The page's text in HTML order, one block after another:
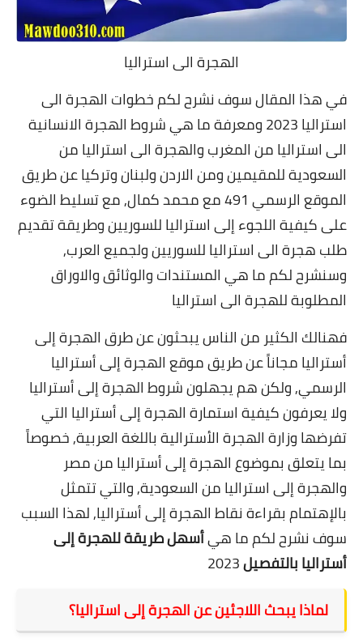
الهجرة الى استراليا
في هذا المقال سوف نشرح لكم خطوات الهجرة الى
استراليا 2023 ومعرفة ما هي شروط الهجرة الانسانية
الى استراليا من المغرب والهجرة الى استراليا من
السعودية للمقيمين ومن الاردن ولبنان وتركيا عن طريق
الموقع الرسمي 491 مع محمد كمال, مع تسليط الضوء
على كيفية اللجوء إلى استراليا للسوريين وطريقة تقديم
طلب هجرة الى استراليا للسوريين ولجميع العرب,
وسنشرح لكم ما هي المستندات والوثائق والاوراق
المطلوبة للهجرة الى استراليا
فهنالك الكثير من الناس يبحثون عن طرقالهجرة إلى
أستراليا مجاناً عن طريقموقع الهجرة إلى أستراليا
الرسمي, ولكن هم يجهلونشروط الهجرة إلى أستراليا
ولا يعرفون كيفيةاستمارة الهجرة إلى أستراليا التي
تفرضهاوزارة الهجرة الأسترالية باللغة العربية, خصوصاً
بما يتعلق بموضوعالهجرة إلى أستراليا من مصر
والهجرة إلى استراليا من السعودية, والتي تتمثل
بالإهتمام بقراءةنقاط الهجرة إلى أستراليا, لهذا السبب
سوفنشرح لكم ما هيأسهل طريقة للهجرة إلى
أستراليا بالتفصيل
لماذا يبحث اللاجئين عن الهجرة إلى استراليا؟